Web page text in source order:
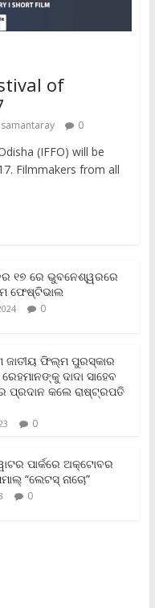
of
0
(IFFO) will be
Filmmakers from all
୧୭ ରେ ଭୁବନେଶ୍ୱରରେ
ଫେଷ୍ଟିଭାଲ
0
ଜାତୀୟ ଫିଲ୍ମ ପୁରସ୍କାର
ଦାଦା ସାହେବ
ପ୍ରଦାନ କଲେ ରାଷ୍ଟ୍ରପତି
0
ପାର୍କରେ ଅକ୍ଟୋବର
“ଲେଟସ୍ ନାଚୋ”
0